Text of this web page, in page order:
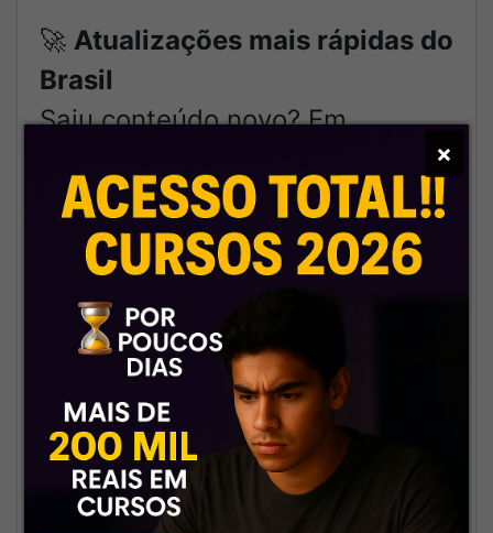
🚀 Atualizações mais rápidas do
Brasil
Saiu conteúdo novo? Em
corre por você – sempre o
primeiro a entregar!
Acesso liberado rapidinho
Pagou, levou! Liberação quase
instantânea. Você já começa a
estudar enquanto outros ainda
estão esperando e reclamando.
Compromisso real com o
×